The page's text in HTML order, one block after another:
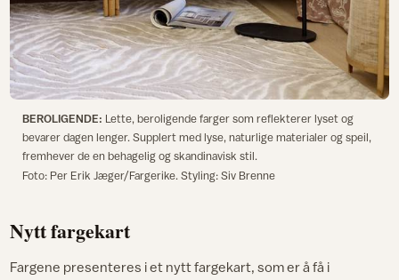
BEROLIGENDE: Lette, beroligende farger som reflekterer lyset og
bevarer dagen lenger. Supplert med lyse, naturlige materialer og speil,
fremhever de en behagelig og skandinavisk stil.
Foto: Per Erik Jæger/Fargerike. Styling: Siv Brenne
Nytt fargekart
Fargene presenteres i et nytt fargekart, som er å få i